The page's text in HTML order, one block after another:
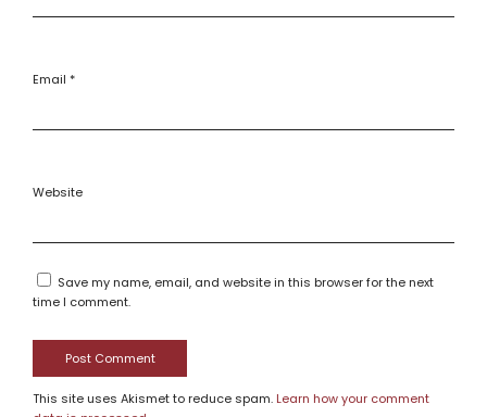
Email *
Website
Save my name, email, and website in this browser for the next
time I comment.
This site uses Akismet to reduce spam. Learn how your comment